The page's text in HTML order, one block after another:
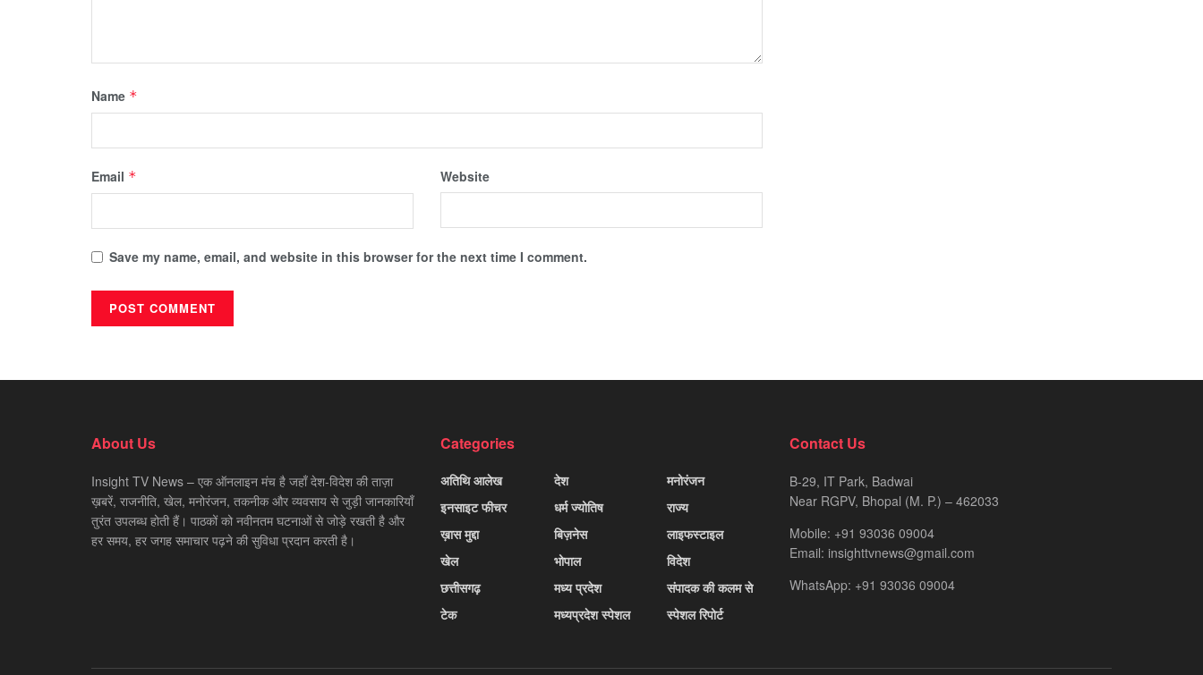
Name *
Email * Website
Save my name, email, and website in this browser for the next time I comment.
About Us
Insight TV News – एक ऑनलाइन मंच है जहाँ देश-विदेश की ताज़ा
ख़बरें, राजनीति, खेल, मनोरंजन, तकनीक और व्यवसाय से जुड़ी जानकारियाँ
तुरंत उपलब्ध होती हैं। पाठकों को नवीनतम घटनाओं से जोड़े रखती है और
हर समय, हर जगह समाचार पढ़ने की सुविधा प्रदान करती है।
Categories
अतिथि आलेख
इनसाइट फीचर
ख़ास मुद्दा
खेल
छत्तीसगढ़
टेक
देश
धर्म ज्योतिष
बिज़नेस
भोपाल
मध्य प्रदेश
मध्यप्रदेश स्पेशल
मनोरंजन
राज्य
लाइफस्टाइल
विदेश
संपादक की कलम से
स्पेशल रिपोर्ट
Contact Us
B-29, IT Park, Badwai
Near RGPV, Bhopal (M. P.) – 462033
Mobile: +91 93036 09004
Email: insighttvnews@gmail.com
WhatsApp: +91 93036 09004